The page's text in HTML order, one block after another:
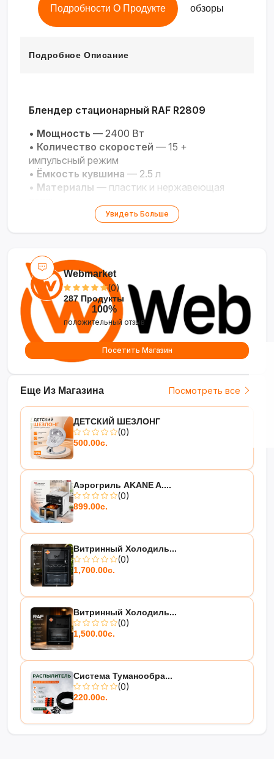
Подробности О Продукте обзоры
Подробное Описание
Блендер стационарный RAF R2809
• Мощность — 2400 Вт
• Количество скоростей — 15 +
импульсный режим
• Ёмкость кувшина — 2.5 л
• Материалы — пластик и нержавеющая
Комплектация— блендер
Увидеть Больше
Еще Из Магазина Посмотреть все
ДЕТСКИЙ ШЕЗЛОНГ
(0)
500.00с.
Аэрогриль AKANE A....
(0)
899.00с.
Витринный Холодиль...
(0)
1,700.00с.
Витринный Холодиль...
(0)
1,500.00с.
Система Туманообра...
(0)
220.00с.
Webmarket
(0)
287 Продукты
100%
положительный отзыв
Посетить Магазин